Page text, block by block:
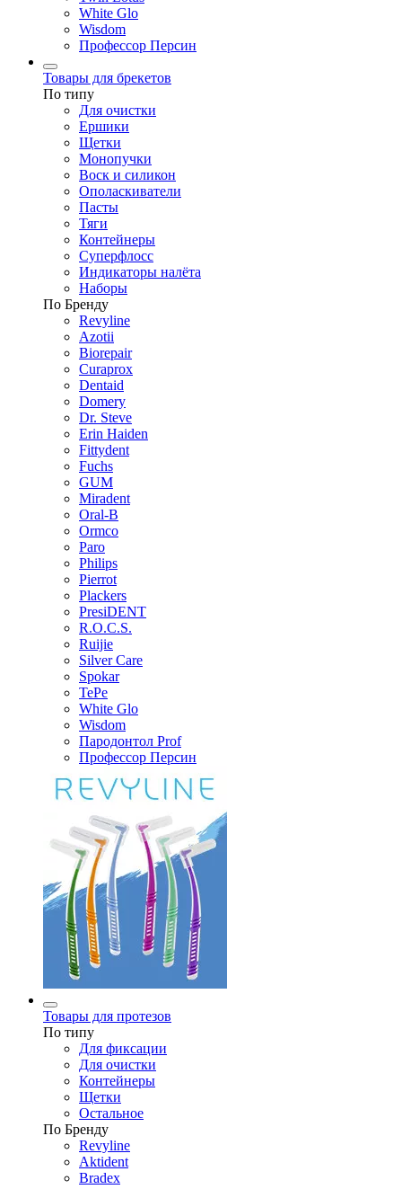
White Glo
Wisdom
Профессор Персин
Товары для брекетов
По типу
Для очистки
Ершики
Щетки
Монопучки
Воск и силикон
Ополаскиватели
Пасты
Тяги
Контейнеры
Суперфлосс
Индикаторы налёта
Наборы
По Бренду
Revyline
Azotii
Biorepair
Curaprox
Dentaid
Domery
Dr. Steve
Erin Haiden
Fittydent
Fuchs
GUM
Miradent
Oral-B
Ormco
Paro
Philips
Pierrot
Plackers
PresiDENT
R.O.C.S.
Ruijie
Silver Care
Spokar
TePe
White Glo
Wisdom
Пародонтол Prof
Профессор Персин
Товары для протезов
По типу
Для фиксации
Для очистки
Контейнеры
Щетки
Остальное
По Бренду
Revyline
Aktident
Bradex